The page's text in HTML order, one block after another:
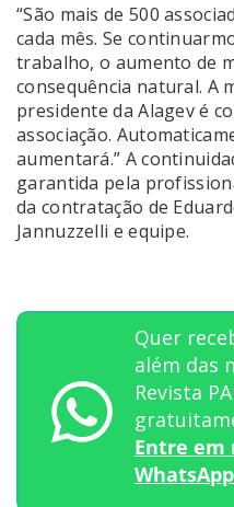
“São mais de 500
cada mês. Se
trabalho, o aumento de
consequência natural. A
presidente da Alagev é
associação.
aumentará.” A
garantida pela
da contratação de
Jannuzzelli e equipe.
Quer
além das
Revista
Entre em